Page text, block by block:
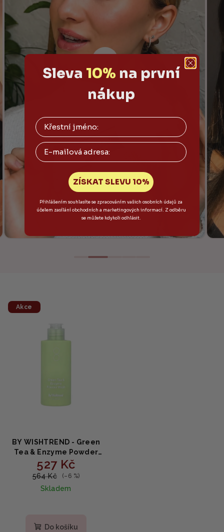
Akce
BY WISHTREND - Green
Tea & Enzyme Powder
Wash - Čisticí enzymový
prášek na obličej se
zeleným čajem 110g
527 Kč
564 Kč (–6 %)
Skladem
Do košíku
Sleva 10% na první
nákup
Email
ZÍSKAT SLEVU 10%
Přihlášením souhlasíte se zpracováním vašich osobních údajů za
účelem zasílání obchodních a marketingových informací. Z odběru
se můžete kdykoli odhlásit.